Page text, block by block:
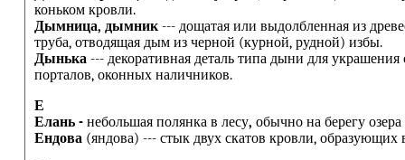
коньком кровли.
Дымница, дымник--- дощатая или выдолбленная из
труба, отводящая дым из черной (курной, рудной) избы.
Дынька--- декоративная деталь типа дыни для украшения
порталов, оконных наличников.
Е
Елань - небольшая полянка в лесу, обычно на берегу
Ендова(яндова) --- стык двух скатов кровли, образующих